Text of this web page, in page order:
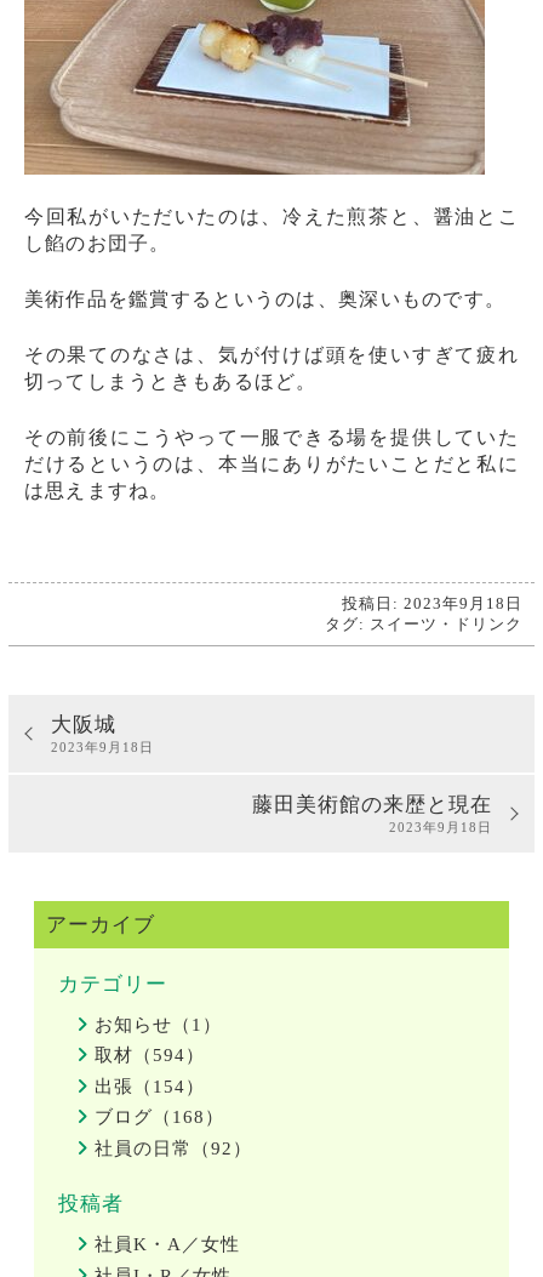
今回私がいただいたのは、冷えた煎茶と、醤油とこ
し餡のお団子。
美術作品を鑑賞するというのは、奥深いものです。
その果てのなさは、気が付けば頭を使いすぎて疲れ
切ってしまうときもあるほど。
その前後にこうやって一服できる場を提供していた
だけるというのは、本当にありがたいことだと私に
は思えますね。
投稿日: 2023年9月18日
タグ: スイーツ・ドリンク
大阪城
2023年9月18日
藤田美術館の来歴と現在
2023年9月18日
アーカイブ
カテゴリー
お知らせ（1）
取材（594）
出張（154）
ブログ（168）
社員の日常（92）
投稿者
社員K・A／女性